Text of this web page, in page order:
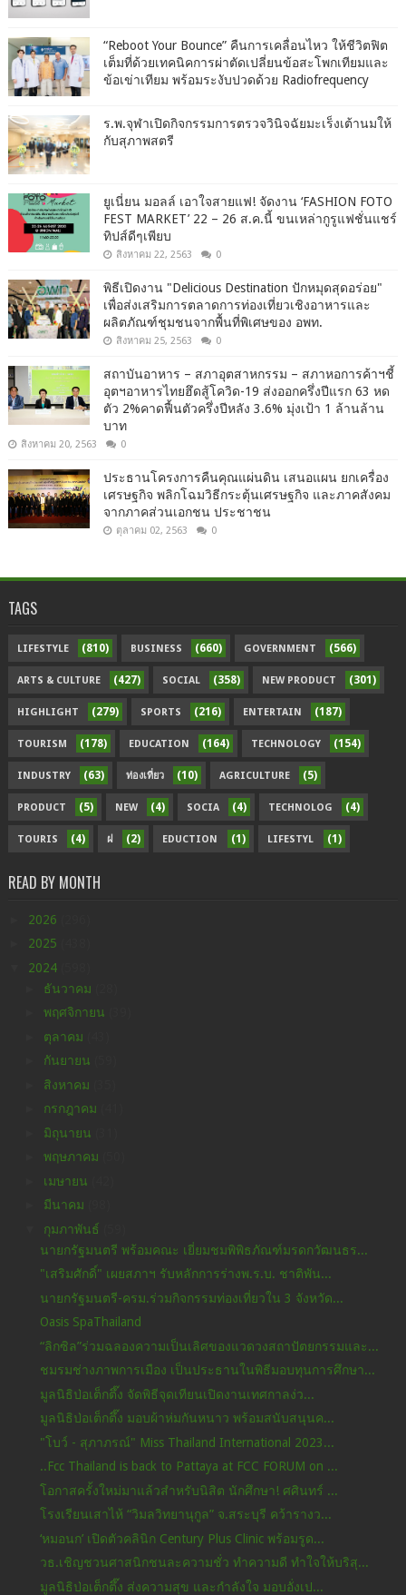
“Reboot Your Bounce” คืนการเคลื่อนไหว ให้ชีวิตฟิต
เต็มที่ด้วยเทคนิคการผ่าตัดเปลี่ยนข้อสะโพกเทียมและ
ข้อเข่าเทียม พร้อมระงับปวดด้วย Radiofrequency
ร.พ.จุฬาเปิดกิจกรรมการตรวจวินิจฉัยมะเร็งเต้านมให้
กับสุภาพสตรี
ยูเนี่ยน มอลล์ เอาใจสายแฟ! จัดงาน ‘FASHION FOTO
FEST MARKET’ 22 – 26 ส.ค.นี้ ขนเหล่ากูรูแฟชั่นแชร์
ทิปส์ดีๆเพียบ
สิงหาคม 22, 2563 0
พิธีเปิดงาน "Delicious Destination ปักหมุดสุดอร่อย"
เพื่อส่งเสริมการตลาดการท่องเที่ยวเชิงอาหารและ
ผลิตภัณฑ์ชุมชนจากพื้นที่พิเศษของ อพท.
สิงหาคม 25, 2563 0
สถาบันอาหาร – สภาอุตสาหกรรม – สภาหอการค้าฯชี้
อุตฯอาหารไทยฮึดสู้โควิด-19 ส่งออกครึ่งปีแรก 63 หด
ตัว 2%คาดฟื้นตัวครึ่งปีหลัง 3.6% มุ่งเป้า 1 ล้านล้าน
บาท
สิงหาคม 20, 2563 0
ประธานโครงการคืนคุณแผ่นดิน เสนอแผน ยกเครื่อง
เศรษฐกิจ พลิกโฉมวิธีกระตุ้นเศรษฐกิจ และภาคสังคม
จากภาคส่วนเอกชน ประชาชน
ตุลาคม 02, 2563 0
TAGS
LIFESTYLE (810) BUSINESS (660) GOVERNMENT (566)
ARTS & CULTURE (427) SOCIAL (358) NEW PRODUCT (301)
HIGHLIGHT (279) SPORTS (216) ENTERTAIN (187)
TOURISM (178) EDUCATION (164) TECHNOLOGY (154)
INDUSTRY (63) ท่องเที่ยว (10) AGRICULTURE (5)
PRODUCT (5) NEW (4) SOCIA (4) TECHNOLOG (4)
TOURIS (4) ฝ (2) EDUCTION (1) LIFESTYL (1)
READ BY MONTH
2026
2025
2024
ธันวาคม
พฤศจิกายน
ตุลาคม
กันยายน
สิงหาคม
กรกฎาคม
มิถุนายน
พฤษภาคม
เมษายน
มีนาคม
กุมภาพันธ์
นายกรัฐมนตรี พร้อมคณะ เยี่ยมชมพิพิธภัณฑ์มรดกวัฒนธร...
"เสริมศักดิ์" เผยสภาฯ รับหลักการร่างพ.ร.บ. ชาติพัน...
นายกรัฐมนตรี-ครม.ร่วมกิจกรรมท่องเที่ยวใน 3 จังหวัด...
Oasis SpaThailand
“ลิกซิล”ร่วมฉลองความเป็นเลิศของแวดวงสถาปัตยกรรมและ...
ชมรมช่างภาพการเมือง เป็นประธานในพิธีมอบทุนการศึกษา...
มูลนิธิป่อเต็กตึ๊ง จัดพิธีจุดเทียนเปิดงานเทศกาลง่ว...
มูลนิธิป่อเต็กตึ๊ง มอบผ้าห่มกันหนาว พร้อมสนับสนุนค...
"โบว์ - สุภาภรณ์" Miss Thailand International 2023...
..Fcc Thailand is back to Pattaya at FCC FORUM on ...
โอกาสครั้งใหม่มาแล้วสำหรับนิสิต นักศึกษา! ศศินทร์ ...
โรงเรียนเสาไห้ “วิมลวิทยานุกูล” จ.สระบุรี คว้ารางว...
‘หมอนก’ เปิดตัวคลินิก Century Plus Clinic พร้อมรูด...
วธ.เชิญชวนศาสนิกชนละความชั่ว ทำความดี ทำใจให้บริสุ...
มูลนิธิป่อเต็กตึ๊ง ส่งความสุข และกำลังใจ มอบอั่งเป...